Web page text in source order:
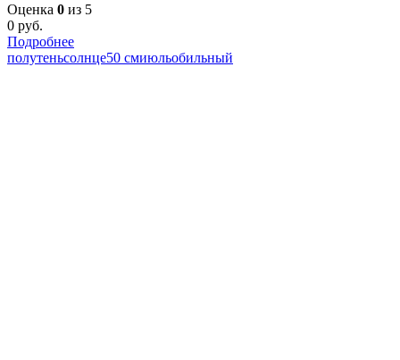
Оценка 0 из 5
0 руб.
Подробнее
полутеньсолнце50 смиюльобильный